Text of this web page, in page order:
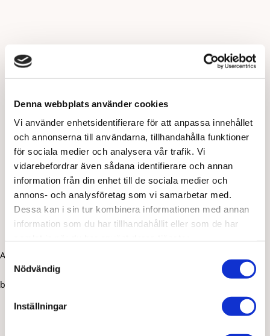
Denna webbplats använder cookies
Vi använder enhetsidentifierare för att anpassa innehållet
och annonserna till användarna, tillhandahålla funktioner
för sociala medier och analysera vår trafik. Vi
vidarebefordrar även sådana identifierare och annan
information från din enhet till de sociala medier och
annons- och analysföretag som vi samarbetar med.
Dessa kan i sin tur kombinera informationen med annan
information som du har tillhandahållit eller som de har
Samtyckesval
Nödvändig
Inställningar
Application error: a client-side exception has occurred (see the
browser console for more information)